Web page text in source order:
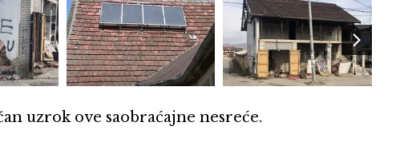
uzrok ove saobraćajne nesreće.